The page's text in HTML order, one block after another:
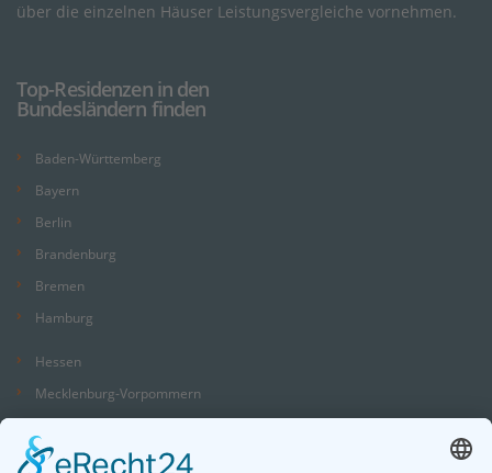
über die einzelnen Häuser Leistungsvergleiche vornehmen.
Top-Residenzen in den
Bundesländern finden
Baden-Württemberg
Bayern
Berlin
Brandenburg
Bremen
Hamburg
Hessen
Mecklenburg-Vorpommern
Nordrhein-Westfalen